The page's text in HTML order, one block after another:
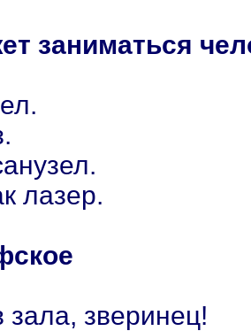
заниматься
лазер.
зверинец!